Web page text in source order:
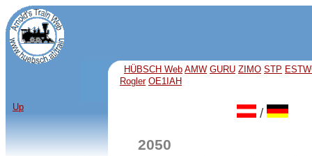
HÜBSCH Web AMW GURU ZIMO STP
Rogler OE1IAH
Up /
2050